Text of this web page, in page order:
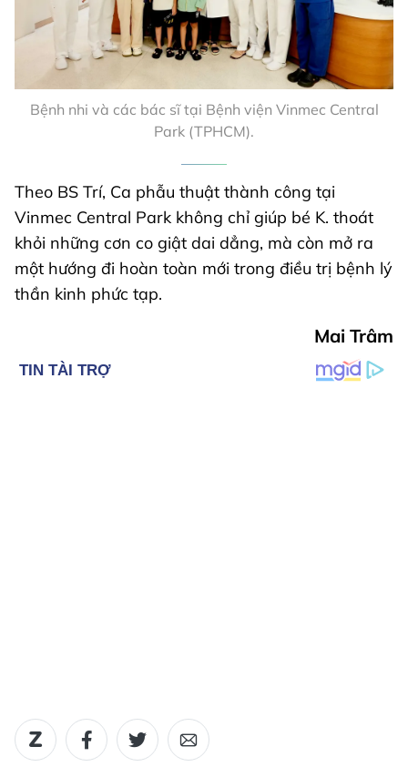
Bệnh nhi và các bác sĩ tại Bệnh viện Vinmec Central
Park (TPHCM).
Theo BS Trí, Ca phẫu thuật thành công tại
Vinmec Central Park không chỉ giúp bé K. thoát
khỏi những cơn co giật dai dẳng, mà còn mở ra
một hướng đi hoàn toàn mới trong điều trị bệnh lý
thần kinh phức tạp.
Mai Trâm